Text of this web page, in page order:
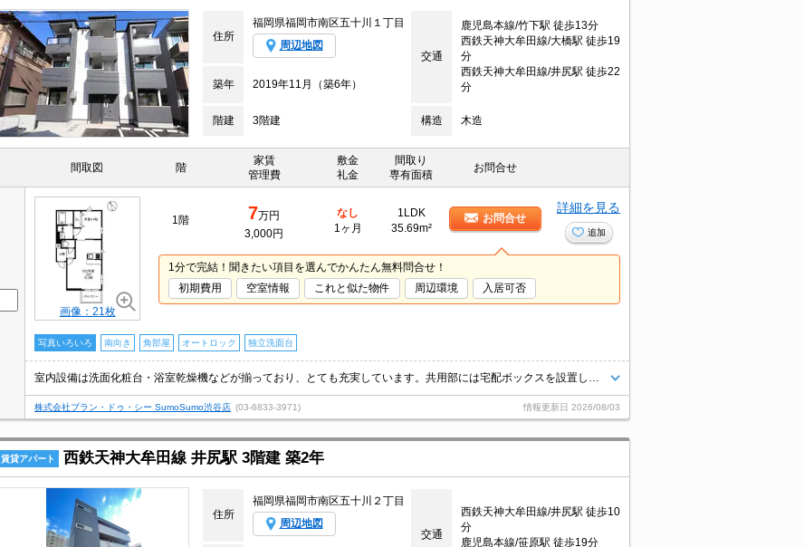
住所
福岡県福岡市南区五十川１丁目
周辺地図
交通
鹿児島本線/竹下駅 徒歩13分
西鉄天神大牟田線/大橋駅 徒歩19
分
西鉄天神大牟田線/井尻駅 徒歩22
分
築年 2019年11月（築6年）
階建 3階建 構造 木造
間取図 階
家賃
管理費
敷金
礼金
間取り
専有面積
お問合せ
画像：21枚
1階 7万円
3,000円
なし
1ヶ月
1LDK
35.69m²
お問合せ
詳細を見る
追加
1分で完結！聞きたい項目を選んでかんたん無料問合せ！
初期費用
空室情報 これと似た物件 周辺環境 入居可否
写真いろいろ 南向き 角部屋 オートロック 独立洗面台
株式会社プラン・ドゥ・シー SumoSumo渋谷店 (03-6833-3971) 情報更新日 2026/08/03
賃貸アパート 西鉄天神大牟田線 井尻駅 3階建 築2年
住所
福岡県福岡市南区五十川２丁目
周辺地図
交通
西鉄天神大牟田線/井尻駅 徒歩10
分
鹿児島本線/笹原駅 徒歩19分